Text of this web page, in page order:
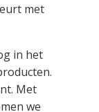
met
in het
Met
we